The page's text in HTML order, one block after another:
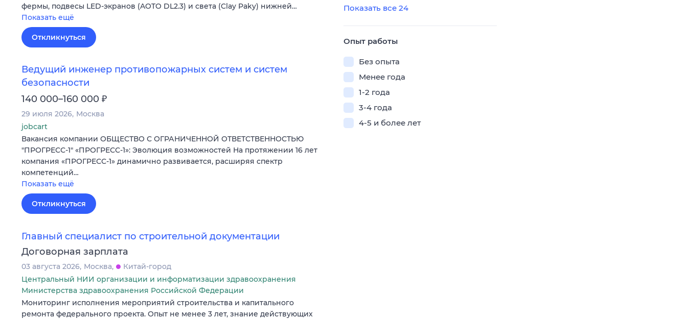
фермы, подвесы LED-экранов (AOTO DL2.3) и света (Clay Paky) нижней…
Показать ещё
Откликнуться
Ведущий инженер противопожарных систем и систем
безопасности
140 000–160 000 ₽
29 июля 2026 Москва
jobcart
Вакансия компании ОБЩЕСТВО С ОГРАНИЧЕННОЙ ОТВЕТСТВЕННОСТЬЮ
"ПРОГРЕСС-1" «ПРОГРЕСС-1»: Эволюция возможностей На протяжении 16 лет
компания «ПРОГРЕСС-1» динамично развивается, расширяя спектр
компетенций…
Показать ещё
Откликнуться
Главный специалист по строительной документации
Договорная зарплата
03 августа 2026 Москва
Китай-город
Центральный НИИ организации и информатизации здравоохранения
Министерства здравоохранения Российской Федерации
Мониторинг исполнения мероприятий строительства и капитального
ремонта федерального проекта. Опыт не менее 3 лет, знание действующих
Показать все 24
Опыт работы
Без опыта
Менее года
1-2 года
3-4 года
4-5 и более лет